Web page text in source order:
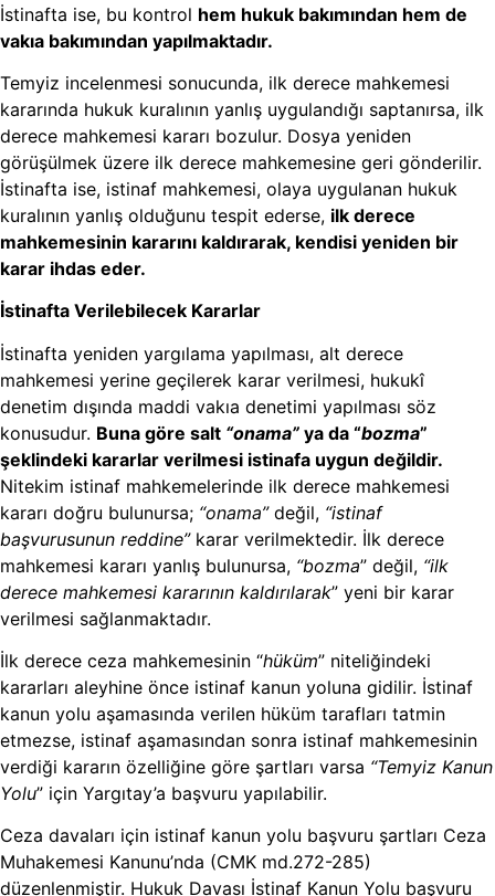
İstinafta ise, bu kontrol hem hukuk bakımından hem de
vakıa bakımından yapılmaktadır.
Temyiz incelenmesi sonucunda, ilk derece mahkemesi
kararında hukuk kuralının yanlış uygulandığı saptanırsa, ilk
derece mahkemesi kararı bozulur. Dosya yeniden
görüşülmek üzere ilk derece mahkemesine geri gönderilir.
İstinafta ise, istinaf mahkemesi, olaya uygulanan hukuk
kuralının yanlış olduğunu tespit ederse, ilk derece
mahkemesinin kararını kaldırarak, kendisi yeniden bir
karar ihdas eder.
İstinafta Verilebilecek Kararlar
İstinafta yeniden yargılama yapılması, alt derece
mahkemesi yerine geçilerek karar verilmesi, hukukî
denetim dışında maddi vakıa denetimi yapılması söz
konusudur. Buna göre salt “onama” ya da “bozma”
şeklindeki kararlar verilmesi istinafa uygun değildir.
Nitekim istinaf mahkemelerinde ilk derece mahkemesi
kararı doğru bulunursa; “onama”değil, “istinaf
başvurusunun reddine”karar verilmektedir. İlk derece
mahkemesi kararı yanlış bulunursa, “bozma” değil, “ilk
derece mahkemesi kararının kaldırılarak” yeni bir karar
verilmesi sağlanmaktadır.
İlk derece ceza mahkemesinin “hüküm” niteliğindeki
kararları aleyhine önce istinaf kanun yoluna gidilir. İstinaf
kanun yolu aşamasında verilen hüküm tarafları tatmin
etmezse, istinaf aşamasından sonra istinaf mahkemesinin
verdiği kararın özelliğine göre şartları varsa “Temyiz Kanun
Yolu” için Yargıtay’a başvuru yapılabilir.
Ceza davaları için istinaf kanun yolu başvuru şartları Ceza
Muhakemesi Kanunu’nda (CMK md.272-285)
düzenlenmiştir. Hukuk Davası İstinaf Kanun Yolu başvuru